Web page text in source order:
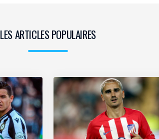
LES ARTICLES POPULAIRES